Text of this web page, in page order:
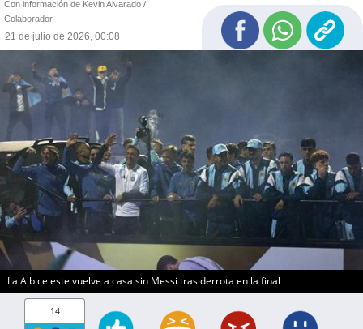
Con información de Kevin Alvarado /
Colaborador
21 de julio de 2026, 00:08
La Albiceleste vuelve a casa sin Messi tras derrota en la final
14